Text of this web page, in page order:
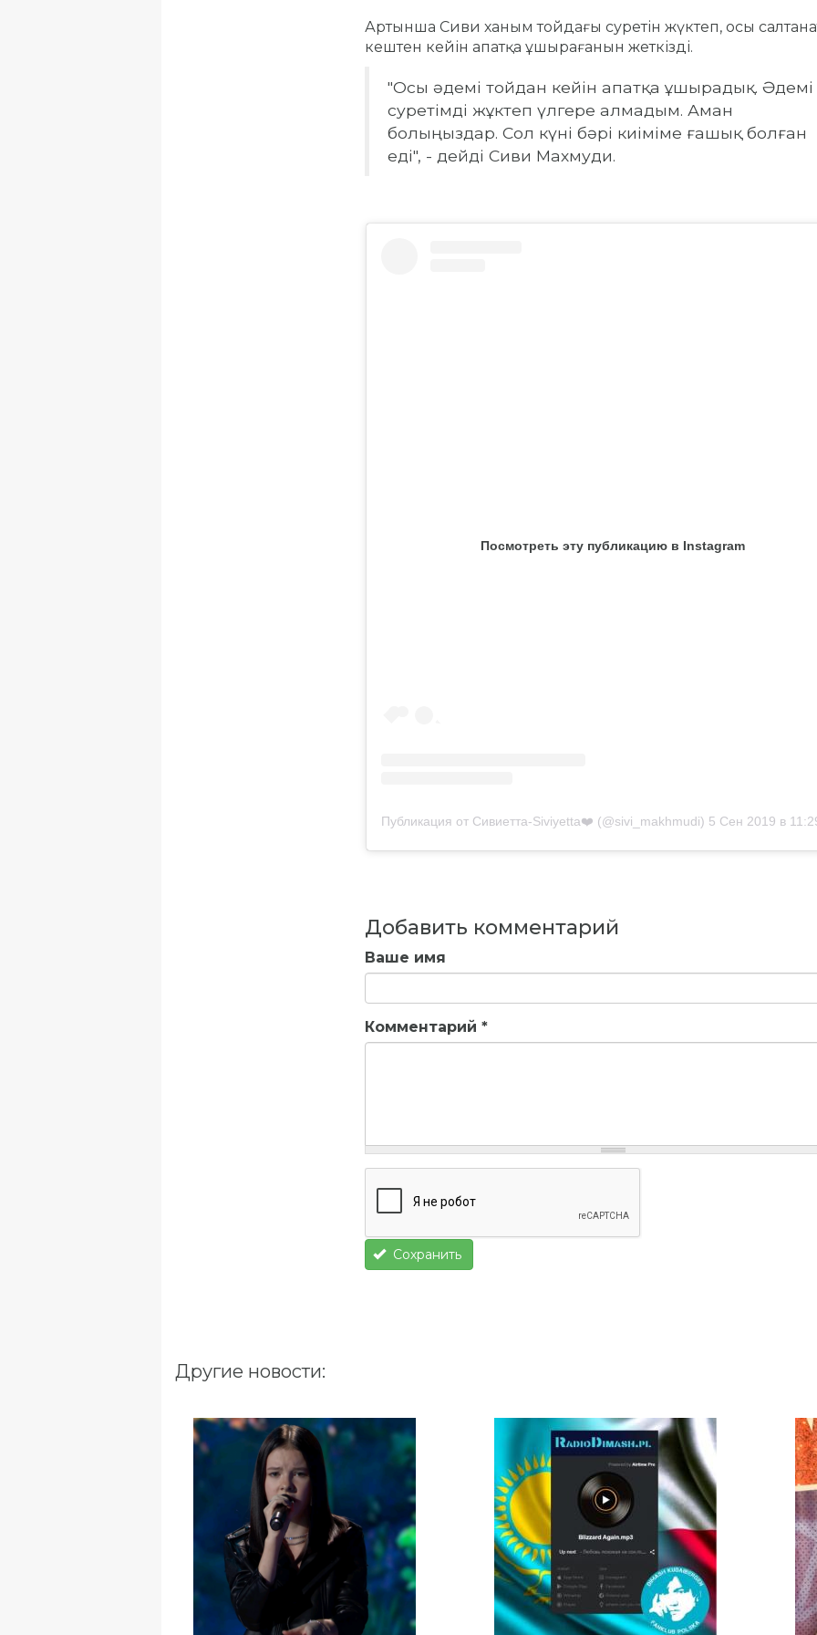
Артынша Сиви ханым тойдағы суретін жүктеп, осы
кештен кейін апатқа ұшырағанын жеткізді.
"Осы әдемі тойдан кейін апатқа ұшырадық. Әдемі
суретімді жұктеп үлгере алмадым. Аман
болыңыздар. Сол күні бәрі киіміме ғашық болған
еді", - дейді Сиви Махмуди.
Посмотреть эту публикацию в Instagram
Публикация от Сивиетта-Siviyetta❤️ (@sivi_makhmudi) 5 Сен 2019 в 11:29
Добавить комментарий
Ваше имя
Комментарий *
Сохранить
Другие новости: